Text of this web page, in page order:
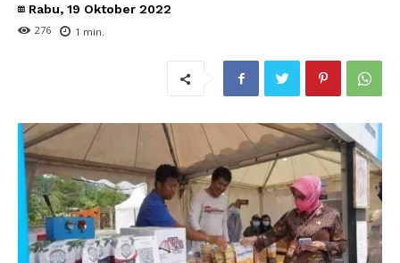
Rabu, 19 Oktober 2022
276 1 min.